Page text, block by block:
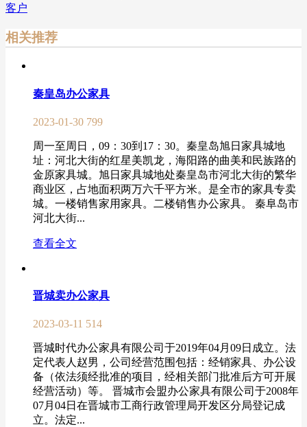
客户
相关推荐
秦皇岛办公家具
2023-01-30 799
周一至周日，09：30到17：30。秦皇岛旭日家具城地
址：河北大街的红星美凯龙，海阳路的曲美和民族路的
金原家具城。旭日家具城地处秦皇岛市河北大街的繁华
商业区，占地面积两万六千平方米。是全市的家具专卖
城。一楼销售家用家具。二楼销售办公家具。 秦阜岛市
河北大街...
查看全文
晋城卖办公家具
2023-03-11 514
晋城时代办公家具有限公司于2019年04月09日成立。法
定代表人赵男，公司经营范围包括：经销家具、办公设
备（依法须经批准的项目，经相关部门批准后方可开展
经营活动）等。 晋城市会盟办公家具有限公司于2008年
07月04日在晋城市工商行政管理局开发区分局登记成
立。法定...